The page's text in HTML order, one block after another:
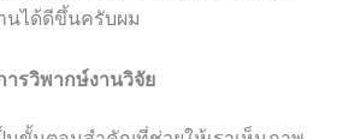
นได้ดีขึ้นครับผม
ารวิพากษ์งานวิจัย